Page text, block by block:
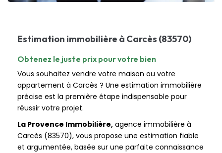
Estimation immobilière à Carcès (83570)
Obtenez le juste prix pour votre bien
Vous souhaitez vendre votre maison ou votre
appartement à Carcès ? Une estimation immobilière
précise est la première étape indispensable pour
réussir votre projet.
La Provence Immobilière, agence immobilière à
Carcès (83570), vous propose une estimation fiable
et argumentée, basée sur une parfaite connaissance